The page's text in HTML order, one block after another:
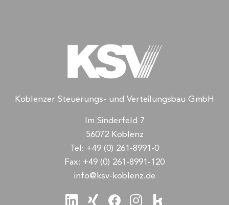
Koblenzer Steuerungs- und Verteilungsbau GmbH
Im Sinderfeld 7
56072 Koblenz
Tel: +49 (0) 261-8991-0
Fax: +49 (0) 261-8991-120
info@ksv-koblenz.de